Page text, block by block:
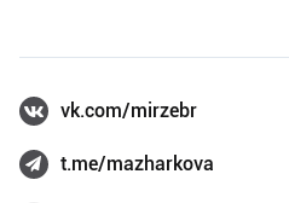
vk.com/mirzebr
t.me/mazharkova